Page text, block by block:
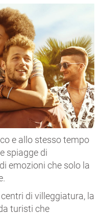
e allo stesso tempo
spiagge di
emozioni che solo la
di villeggiatura, la
turisti che